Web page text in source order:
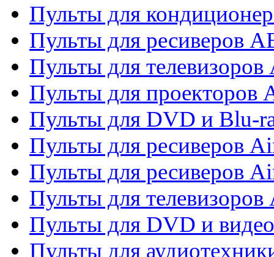
Пульты для
Пульты для ресиверов
Пульты для телевизоров
Пульты для проекторов
Пульты для DVD и Blu-
Пульты для ресиверов
Пульты для ресиверов
Пульты для телевизоров
Пульты для DVD и
Пульты для